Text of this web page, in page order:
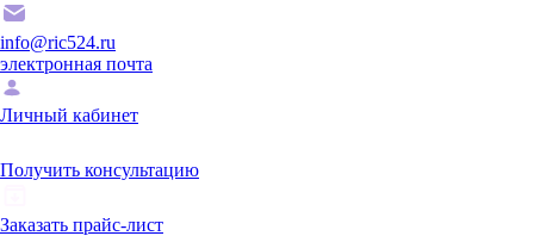
info@ric524.ru
электронная почта
Личный кабинет
Получить консультацию
Заказать прайс-лист